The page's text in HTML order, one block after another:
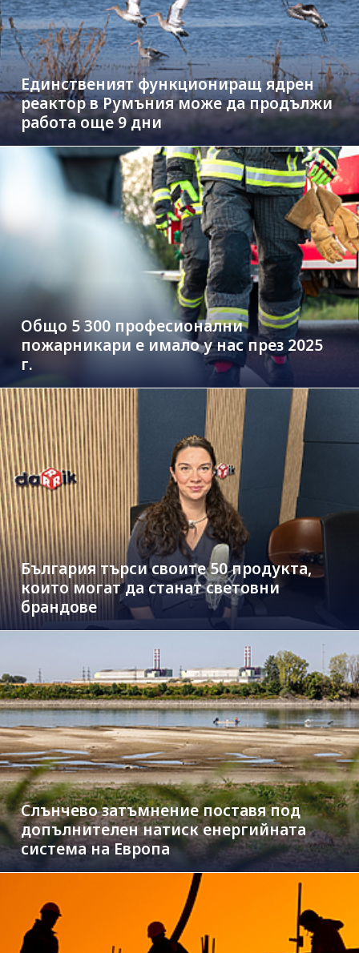
Единственият функциониращ ядрен
реактор в Румъния може да продължи
работа още 9 дни
Общо 5 300 професионални
пожарникари е имало у нас през 2025
г.
България търси своите 50 продукта,
които могат да станат световни
брандове
Слънчево затъмнение поставя под
допълнителен натиск енергийната
система на Европа